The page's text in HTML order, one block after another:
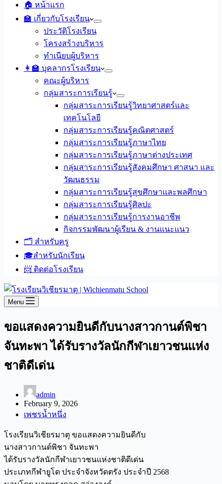
🏠 หน้าแรก
🏫 เกี่ยวกับโรงเรียน
ประวัติโรงเรียน
โครงสร้างบริหาร
ทำเนียบผู้บริหาร
👩‍🏫 บุคลากรโรงเรียน
คณะผู้บริหาร
กลุ่มสาระการเรียนรู้
กลุ่มสาระการเรียนรู้วิทยาศาสตร์และ
เทคโนโลยี
กลุ่มสาระการเรียนรู้คณิตศาสตร์
กลุ่มสาระการเรียนรู้ภาษาไทย
กลุ่มสาระการเรียนรู้ภาษาต่างประเทศ
กลุ่มสาระการเรียนรู้สังคมศึกษา ศาสนา และ
วัฒนธรรม
กลุ่มสาระการเรียนรู้สุขศึกษาและพลศึกษา
กลุ่มสาระการเรียนรู้ศิลปะ
กลุ่มสาระการเรียนรู้การงานอาชีพ
กิจกรรมพัฒนาผู้เรียน & งานแนะแนว
🗂️ สำหรับครู
🎓สำหรับนักเรียน
📨 ติดต่อโรงเรียน
Menu
ขอแสดงความยินดีกับนางสาวกานต์พิชา
จันทะพา ได้รับรางวัลนักกีฬาเยาวชนแห่ง
ชาติดีเด่น
admin
February 9, 2026
เพชรน้ำหนึ่ง
โรงเรียนวิเชียรมาตุ ขอแสดงความยินดีกับ
นางสาวกานต์พิชา จันทะพา
ได้รับรางวัลนักกีฬาเยาวชนแห่งชาติดีเด่น
ประเภทกีฬายูโด ประจำจังหวัดตรัง ประจำปี 2568